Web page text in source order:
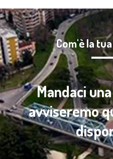
Com'è la
Mandaci
avviseremo